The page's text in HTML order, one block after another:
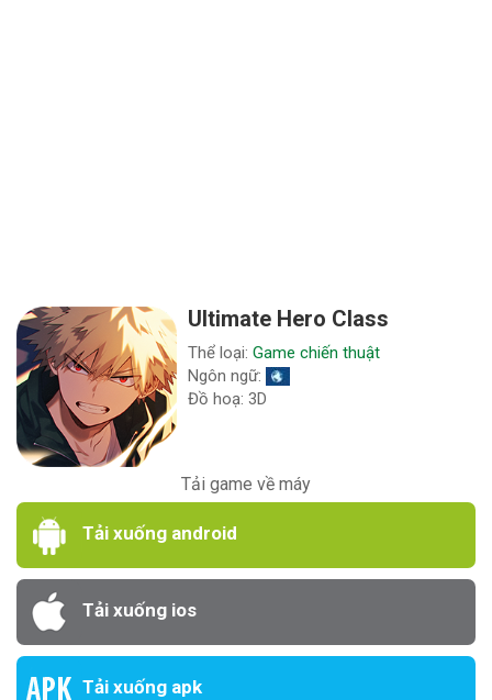
Ultimate Hero Class
Thể loại:Game chiến thuật
Ngôn ngữ:
Đồ hoạ: 3D
Tải game về máy
Tải xuống android
Tải xuống ios
Tải xuống apk